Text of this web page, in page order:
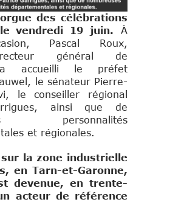
des célébrations
vendredi 19 juin. À
Pascal Roux,
général de
a accueilli le préfet
le sénateur Pierre-
le conseiller régional
ainsi que de
personnalités
et régionales.
la zone industrielle
en Tarn-et-Garonne,
devenue, en trente-
acteur de référence